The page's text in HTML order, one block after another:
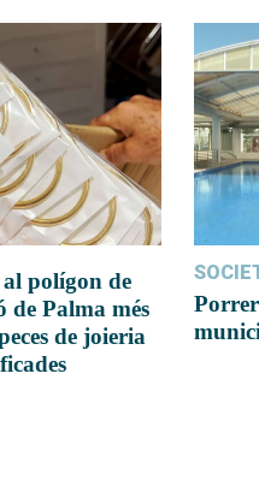
polígon de
de Palma més
de joieria